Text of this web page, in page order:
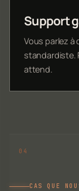
Support
Vous parlez à
standardiste.
attend.
CAS QUE